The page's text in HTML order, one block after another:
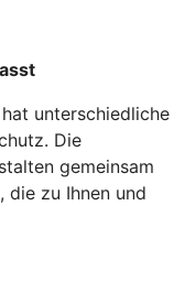
unterschiedliche
Die
gemeinsam
die zu Ihnen und